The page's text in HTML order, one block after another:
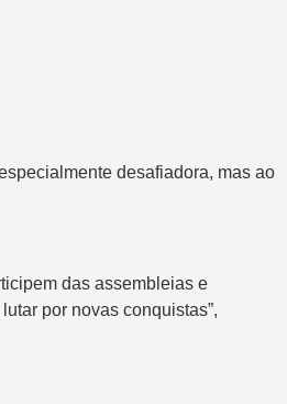
desafiadora, mas ao
das assembleias e
por novas conquistas”,